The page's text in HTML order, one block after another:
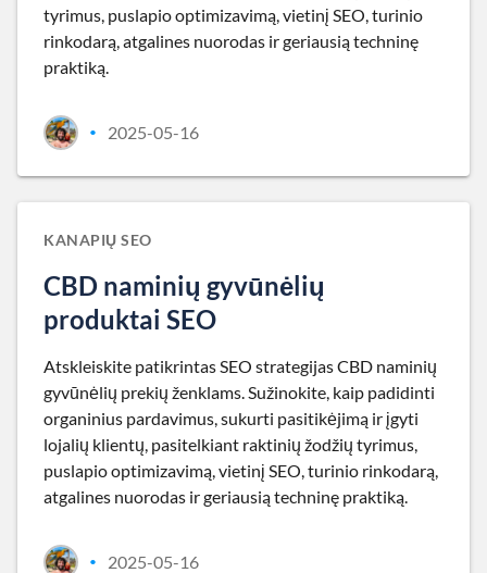
tyrimus, puslapio optimizavimą, vietinį SEO, turinio
rinkodarą, atgalines nuorodas ir geriausią techninę
praktiką.
• 2025-05-16
KANAPIŲ SEO
CBD naminių gyvūnėlių
produktai SEO
Atskleiskite patikrintas SEO strategijas CBD naminių
gyvūnėlių prekių ženklams. Sužinokite, kaip padidinti
organinius pardavimus, sukurti pasitikėjimą ir įgyti
lojalių klientų, pasitelkiant raktinių žodžių tyrimus,
puslapio optimizavimą, vietinį SEO, turinio rinkodarą,
atgalines nuorodas ir geriausią techninę praktiką.
• 2025-05-16